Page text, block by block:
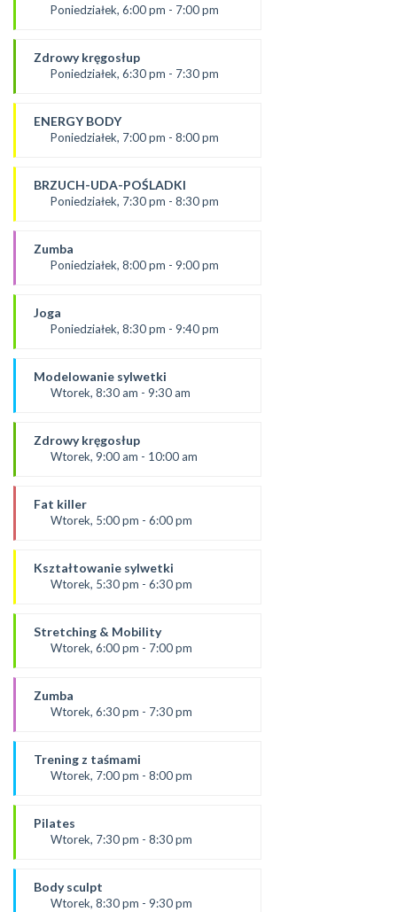
SALA 1
Poniedziałek, 6:00 pm - 7:00 pm
Żaneta
*Zajęcia dla dorosłych i dzieci
Zdrowy kręgosłup
Poniedziałek, 6:30 pm - 7:30 pm
Ania
*Zajęcia dla dorosłych i dzieci
ENERGY BODY
Poniedziałek, 7:00 pm - 8:00 pm
Karolina
SALA 2
BRZUCH-UDA-POŚLADKI
Poniedziałek, 7:30 pm - 8:30 pm
Kasia W.
SALA 1
Zumba
Poniedziałek, 8:00 pm - 9:00 pm
Ola P.
*Zajęcia dla dorosłych i dzieci
Joga
Poniedziałek, 8:30 pm - 9:40 pm
Dominika
SALA 1
Modelowanie sylwetki
Wtorek, 8:30 am - 9:30 am
prowadząca:
Dominika F
Zdrowy kręgosłup
Wtorek, 9:00 am - 10:00 am
Ania
*Zajęcia dla dorosłych i dzieci
Fat killer
Wtorek, 5:00 pm - 6:00 pm
Aneta J
SALA 2
Kształtowanie sylwetki
Wtorek, 5:30 pm - 6:30 pm
Ola B
*Zajęcia dla dorosłych i dzieci
Stretching & Mobility
Wtorek, 6:00 pm - 7:00 pm
Aneta J
*Zajęcia dla dorosłych i dzieci
Zumba
Wtorek, 6:30 pm - 7:30 pm
Kasia K.
*Zajęcia dla dorosłych i dzieci
Trening z taśmami
Wtorek, 7:00 pm - 8:00 pm
prowadząca:
Karolina
Pilates
Wtorek, 7:30 pm - 8:30 pm
Paulina
*Zajęcia dla dorosłych i dzieci
Body sculpt
Wtorek, 8:30 pm - 9:30 pm